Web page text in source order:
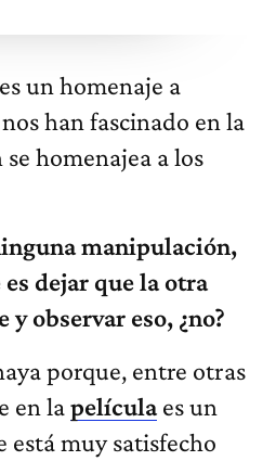
un homenaje a
han fascinado en la
homenajea a los
manipulación,
dejar que la otra
y observar eso, ¿no?
porque, entre otras
en lapelículaes un
muy satisfecho